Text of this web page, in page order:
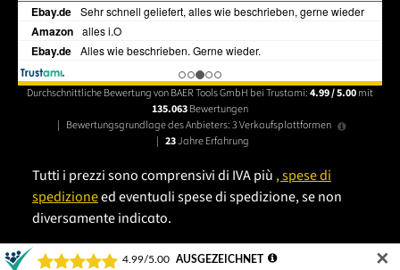
Durchschnittliche Bewertung von BAER Tools GmbH bei Trustami:4.99 / 5.00mit
135.063Bewertungen
| Bewertungsgrundlage des Anbieters: 3 Verkaufsplattformen
| 23Jahre Erfahrung
Tutti i prezzi sono comprensivi di IVA più , spese di
spedizioneed eventuali spese di spedizione, se non
diversamente indicato.
✕